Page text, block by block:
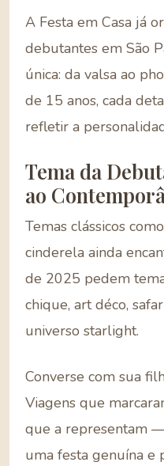
A Festa em Casa já
debutantes em São
única: da valsa ao
de 15 anos, cada
refletir a
Tema da
ao
Temas clássicos
cinderela ainda
de 2025 pedem
chique, art déco,
universo starlight.
Converse com sua
Viagens que
que a representam
uma festa genuína e